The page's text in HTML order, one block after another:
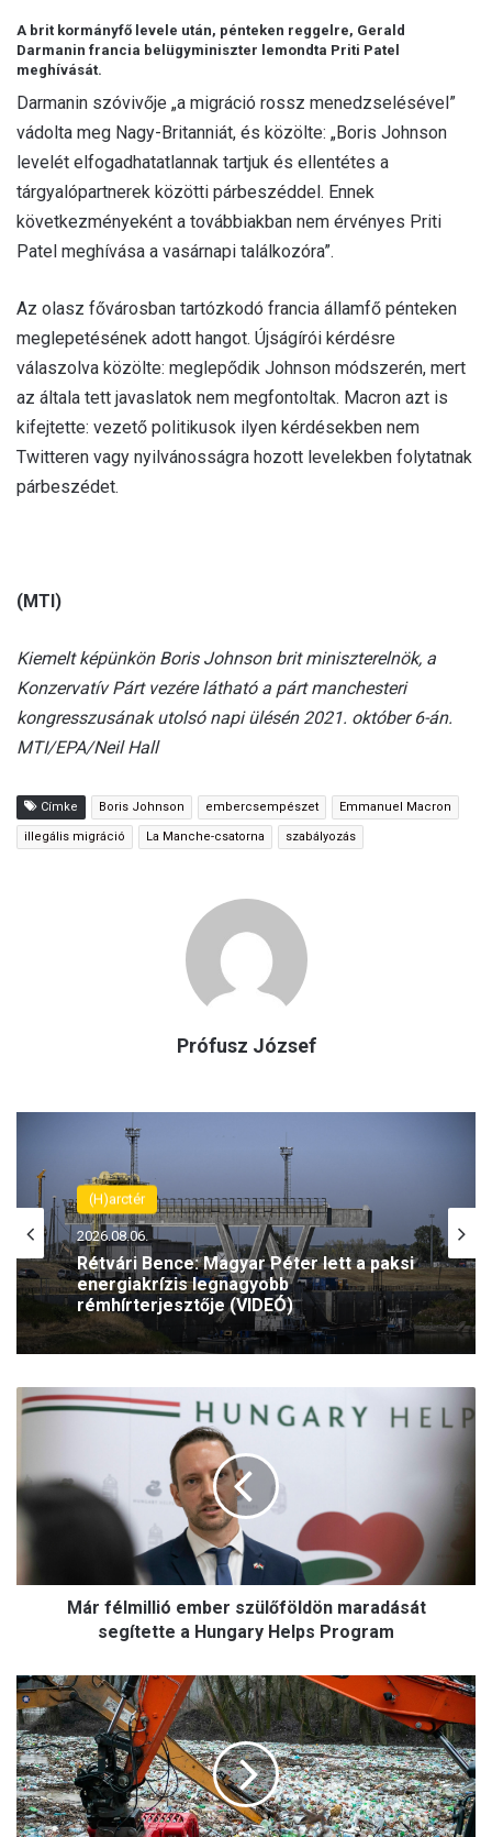
A brit kormányfő levele után, pénteken reggelre, Gerald
Darmanin francia belügyminiszter lemondta Priti Patel
meghívását.
Darmanin szóvivője „a migráció rossz menedzselésével”
vádolta meg Nagy-Britanniát, és közölte: „Boris Johnson
levelét elfogadhatatlannak tartjuk és ellentétes a
tárgyalópartnerek közötti párbeszéddel. Ennek
következményeként a továbbiakban nem érvényes Priti
Patel meghívása a vasárnapi találkozóra”.
Az olasz fővárosban tartózkodó francia államfő pénteken
meglepetésének adott hangot. Újságírói kérdésre
válaszolva közölte: meglepődik Johnson módszerén, mert
az általa tett javaslatok nem megfontoltak. Macron azt is
kifejtette: vezető politikusok ilyen kérdésekben nem
Twitteren vagy nyilvánosságra hozott levelekben folytatnak
párbeszédet.
(MTI)
Kiemelt képünkön Boris Johnson brit miniszterelnök, a
Konzervatív Párt vezére látható a párt manchesteri
kongresszusának utolsó napi ülésén 2021. október 6-án.
MTI/EPA/Neil Hall
Címke Boris Johnson embercsempészet Emmanuel Macron
illegális migráció La Manche-csatorna szabályozás
Prófusz József
(H)arctér
2026.08.06.
Rétvári Bence: Magyar Péter lett a paksi
energiakrízis legnagyobb
rémhírterjesztője (VIDEÓ)
M
é
l
l
e
m
b
e
r
s
z
Már félmillió ember szülőföldön maradását
segítette a Hungary Helps Program
N
ö
v
e
k
s
z